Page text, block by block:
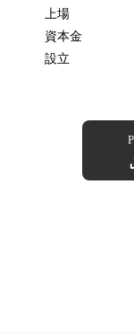
上場
資本金
設立